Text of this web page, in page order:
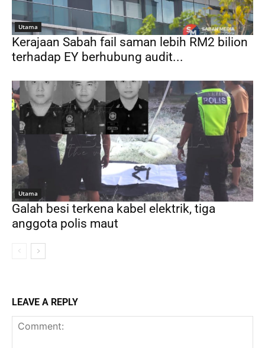
Utama
Kerajaan Sabah fail saman lebih RM2 bilion
terhadap EY berhubung audit...
Utama
Galah besi terkena kabel elektrik, tiga
anggota polis maut
LEAVE A REPLY